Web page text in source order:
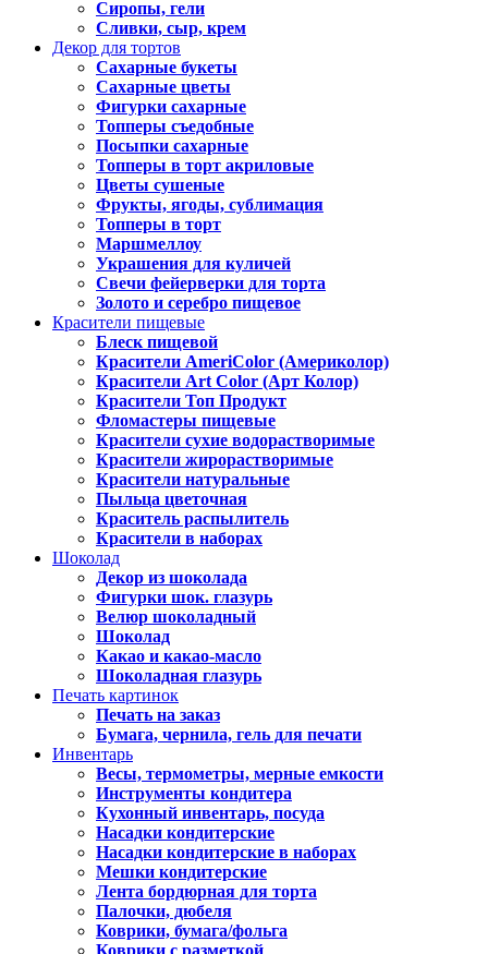
Сиропы, гели
Сливки, сыр, крем
Декор для тортов
Сахарные букеты
Сахарные цветы
Фигурки сахарные
Топперы съедобные
Посыпки сахарные
Топперы в торт акриловые
Цветы сушеные
Фрукты, ягоды, сублимация
Топперы в торт
Маршмеллоу
Украшения для куличей
Свечи фейерверки для торта
Золото и серебро пищевое
Красители пищевые
Блеск пищевой
Красители AmeriColor (Америколор)
Красители Art Color (Арт Колор)
Красители Топ Продукт
Фломастеры пищевые
Красители сухие водорастворимые
Красители жирорастворимые
Красители натуральные
Пыльца цветочная
Краситель распылитель
Красители в наборах
Шоколад
Декор из шоколада
Фигурки шок. глазурь
Велюр шоколадный
Шоколад
Какао и какао-масло
Шоколадная глазурь
Печать картинок
Печать на заказ
Бумага, чернила, гель для печати
Инвентарь
Весы, термометры, мерные емкости
Инструменты кондитера
Кухонный инвентарь, посуда
Насадки кондитерские
Насадки кондитерские в наборах
Мешки кондитерские
Лента бордюрная для торта
Палочки, дюбеля
Коврики, бумага/фольга
Коврики с разметкой